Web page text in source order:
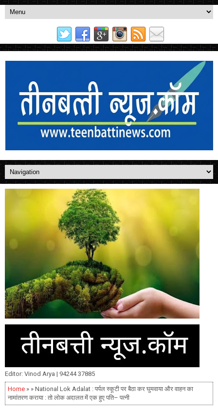
Editor: Vinod Arya | 94244 37885
Home » » National Lok Adalat : पर्पल स्कूटी पर बैठा कर घुमवाया और वाहन का
नामांतरण कराया : तो लोक अदालत में एक हुए पति– पत्नी